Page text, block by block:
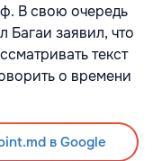
В свою очередь
заявил, что
текст
о времени
в Google